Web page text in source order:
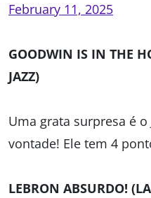
February 11, 2025
GOODWIN IS IN THE
JAZZ)
Uma grata surpresa é
vontade! Ele tem 4
LEBRON ABSURDO!